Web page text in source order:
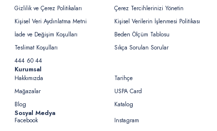
Gizlilik ve Çerez Politikaları
Çerez Tercihlerinizi Yönetin
Kişisel Veri Aydınlatma Metni
Kişisel Verilerin İşlenmesi Politikası
İade ve Değişim Koşulları
Beden Ölçüm Tablosu
Teslimat Koşulları
Sıkça Sorulan Sorular
444 60 44
Kurumsal
Hakkımızda
Tarihçe
Mağazalar
USPA Card
Blog
Katalog
Sosyal Medya
Facebook
Instagram